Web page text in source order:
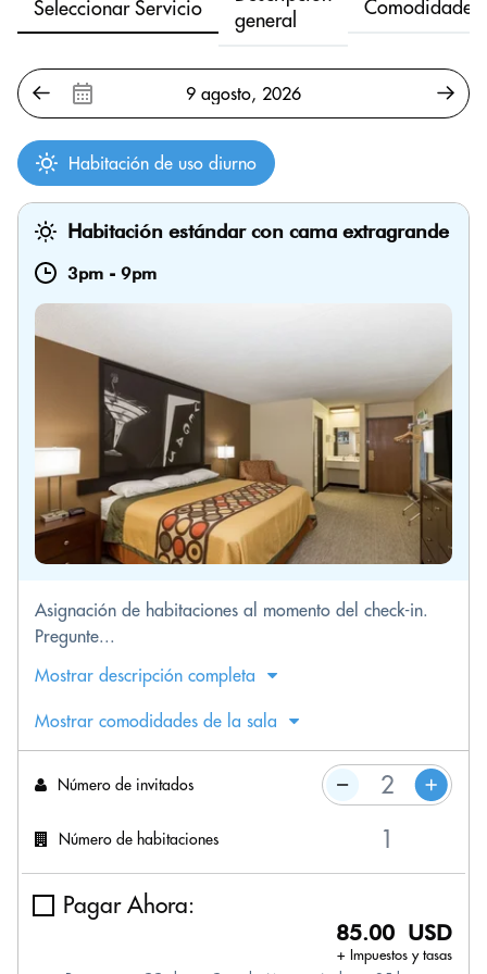
Seleccionar Servicio
general
Comodidades
Habitación de uso diurno
Habitación estándar con cama extragrande
3pm - 9pm
Asignación de habitaciones al momento del check-in.
Pregunte...
Mostrar descripción completa
Mostrar comodidades de la sala
Número de invitados
Número de habitaciones
Pagar Ahora:
85.00 USD
+ Impuestos y tasas